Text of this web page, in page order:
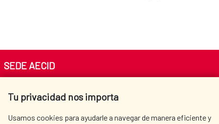
Tu privacidad nos importa
Usamos cookies para ayudarle a navegar de manera eficiente y
SEDE AECID
Tel. +34 900 20 30 54​​​​​​​